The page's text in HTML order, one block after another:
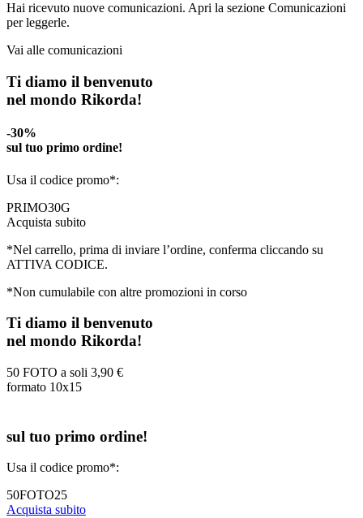
Hai ricevuto nuove comunicazioni. Apri la sezione Comunicazioni
per leggerle.
Vai alle comunicazioni
Ti diamo il benvenuto
nel mondo Rikorda!
-30%
sul tuo primo ordine!
Usa il codice promo*:
PRIMO30G
Acquista subito
*Nel carrello, prima di inviare l’ordine, conferma cliccando su
ATTIVA CODICE.
*Non cumulabile con altre promozioni in corso
Ti diamo il benvenuto
nel mondo Rikorda!
50 FOTO a soli 3,90 €
formato 10x15
sul tuo primo ordine!
Usa il codice promo*:
50FOTO25
Acquista subito